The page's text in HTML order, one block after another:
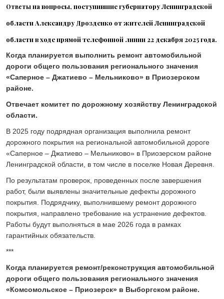
24 ИЮЛЯ 2026
04 АВГУСТА 2026
Ответына вопросы, поступившие губернатору Ленинградской
областиАлександру Дрозденко от жителей Ленинградской
областив ходе прямой телефонной линии 22 декабря 2025 года.
Когда планируется выполнить ремонт автомобильной
дороги общего пользования регионального значения
«Саперное ­– Джатиево – Мельниково» в Приозерском
районе.
Отвечает комитет по дорожному хозяйству Ленинградской
области.
В 2025 году подрядная организация выполнила ремонт
дорожного покрытия на региональной автомобильной дороге
«Саперное – Джатиево – Мельниково» в Приозерском районе
Ленинградской области, в том числе в поселке Новая Деревня.
По результатам проверок, проведенных после завершения
работ, были выявлены значительные дефекты дорожного
покрытия. Подрядчику, выполнившему ремонт дорожного
покрытия, направлено требование на устранение дефектов.
Работы будут выполняться в мае 2026 года в рамках
гарантийных обязательств.
***
Когда планируется ремонт/реконструкция автомобильной
дороги общего пользования регионального значения
«Комсомольское – Приозерск» в Выборгском районе.